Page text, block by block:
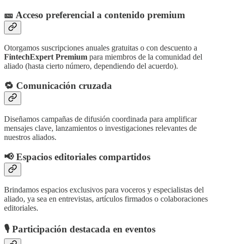
🎫 Acceso preferencial a contenido premium
Otorgamos suscripciones anuales gratuitas o con descuento a
FintechExpert Premium para miembros de la comunidad del
aliado (hasta cierto número, dependiendo del acuerdo).
🔁 Comunicación cruzada
Diseñamos campañas de difusión coordinada para amplificar
mensajes clave, lanzamientos o investigaciones relevantes de
nuestros aliados.
📢 Espacios editoriales compartidos
Brindamos espacios exclusivos para voceros y especialistas del
aliado, ya sea en entrevistas, artículos firmados o colaboraciones
editoriales.
🎙️ Participación destacada en eventos